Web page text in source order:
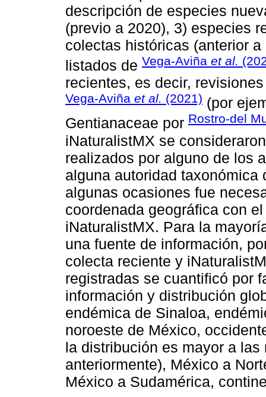
descripción de especies
(previo a 2020), 3) especies
colectas históricas (anterior
listados de Vega-Aviña et al.
recientes, es decir,
Vega-Aviña et al. (2021) (por
Gentianaceae por Rostro-del
iNaturalistMX se
realizados por alguno de los
alguna autoridad
algunas ocasiones fue
coordenada geográfica con
iNaturalistMX. Para la
una fuente de información,
colecta reciente y
registradas se cuantificó por
información y distribución
endémica de Sinaloa,
noroeste de México,
la distribución es mayor a
anteriormente), México a
México a Sudamérica,